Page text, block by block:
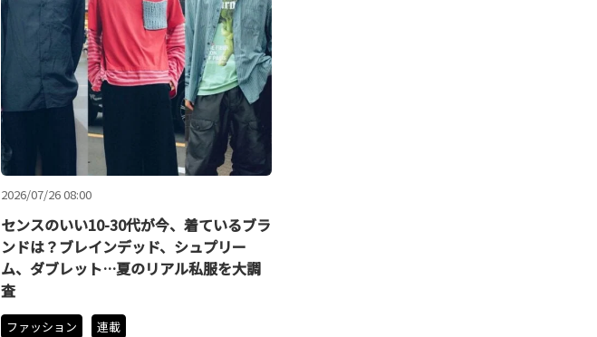
2026/07/26 08:00
センスのいい10-30代が今、着ているブラ
ンドは？ブレインデッド、シュプリー
ム、ダブレット…夏のリアル私服を大調
査
ファッション 連載